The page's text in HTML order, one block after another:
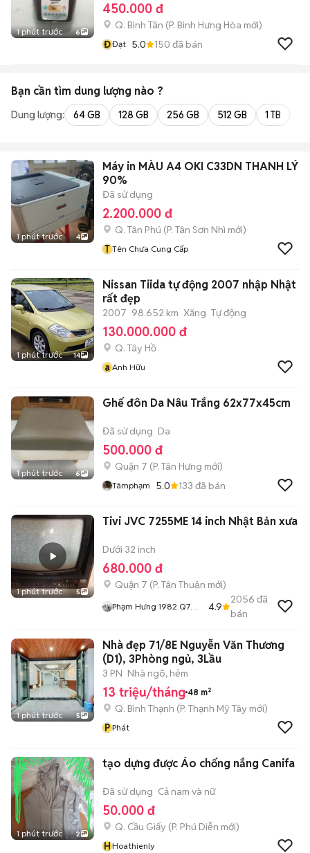
1 phút trước 6
450.000 đ
Q. Bình Tân (P. Bình Hưng Hòa mới)
ĐĐạt 5.0 150 đã bán
Bạn cần tìm dung lượng nào ?
Dung lượng: 64 GB 128 GB 256 GB 512 GB 1 TB
1 phút trước 4
Máy in MÀU A4 OKI C33DN THANH LÝ
90%
Đã sử dụng
2.200.000 đ
Q. Tân Phú (P. Tân Sơn Nhì mới)
T Tên Chưa Cung Cấp
1 phút trước 14
Nissan Tiida tự động 2007 nhập Nhật
rất đẹp
2007 98.652 km Xăng Tự động
130.000.000 đ
Q. Tây Hồ
a Anh Hữu
1 phút trước 6
Ghế đôn Da Nâu Trắng 62x77x45cm
Đã sử dụng Da
500.000 đ
Quận 7 (P. Tân Hưng mới)
Tâmphạm 5.0 133 đã bán
1 phút trước 5
Tivi JVC 7255ME 14 inch Nhật Bản xưa
Dưới 32 inch
680.000 đ
Quận 7 (P. Tân Thuận mới)
Phạm Hưng 1982 Q7
4.9
2056 đã
bán
1 phút trước 5
Nhà đẹp 71/8E Nguyễn Văn Thương
(D1), 3Phòng ngủ, 3Lầu
3 PN Nhà ngõ, hẻm
13 triệu/tháng 48 m²
Q. Bình Thạnh (P. Thạnh Mỹ Tây mới)
P Phát
1 phút trước 2
tạo dựng được Áo chống nắng Canifa
Đã sử dụng Cả nam và nữ
50.000 đ
Q. Cầu Giấy (P. Phú Diễn mới)
HHoathienly